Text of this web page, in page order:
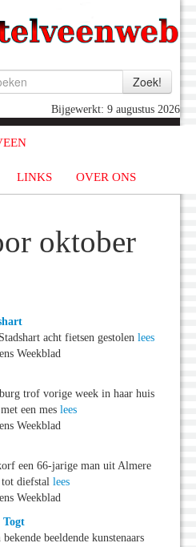
Bijgewerkt: 9 augustus 2026
LINKS OVER ONS
oktober
acht fietsen gestolen lees
Weekblad
trof vorige week in haar huis
een mes lees
Weekblad
een 66-jarige man uit Almere
tot diefstal lees
Weekblad
Togt
beeldende kunstenaars